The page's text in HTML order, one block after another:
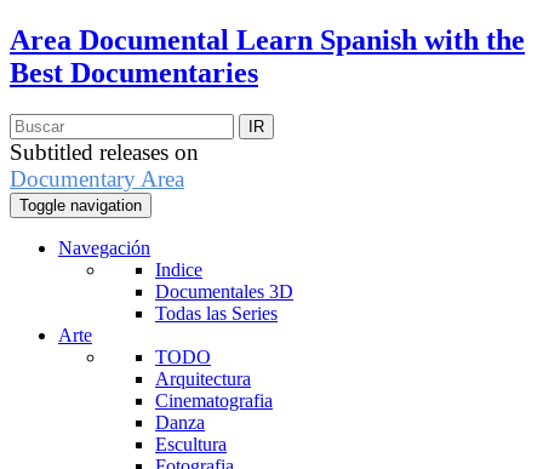
Area Documental Learn Spanish with the
Best Documentaries
Subtitled releases on
Documentary Area
Toggle navigation
Navegación
Indice
Documentales 3D
Todas las Series
Arte
TODO
Arquitectura
Cinematografia
Danza
Escultura